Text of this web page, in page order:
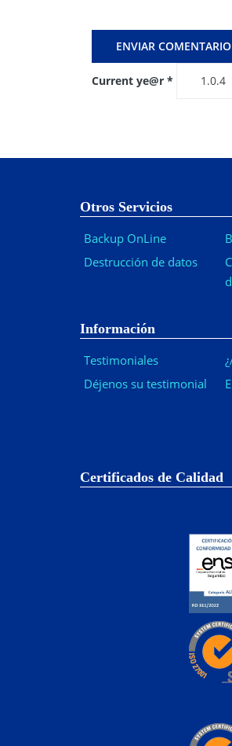
Current ye@r *
Otros Servicios
Backup OnLine
Destrucción de datos
Información
Testimoniales
Déjenos su testimonial
Certificados de Calidad